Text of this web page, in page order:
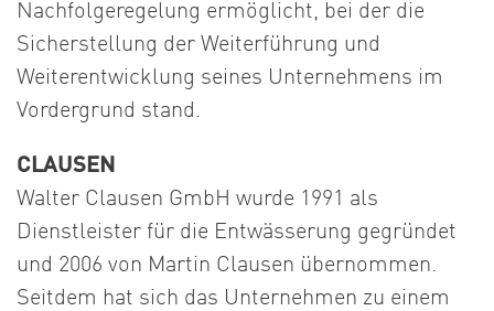
Nachfolgeregelung ermöglicht, bei der die
Sicherstellung der Weiterführung und
Weiterentwicklung seines Unternehmens im
Vordergrund stand.
CLAUSEN
Walter Clausen GmbH wurde 1991 als
Dienstleister für die Entwässerung gegründet
und 2006 von Martin Clausen übernommen.
Seitdem hat sich das Unternehmen zu einem